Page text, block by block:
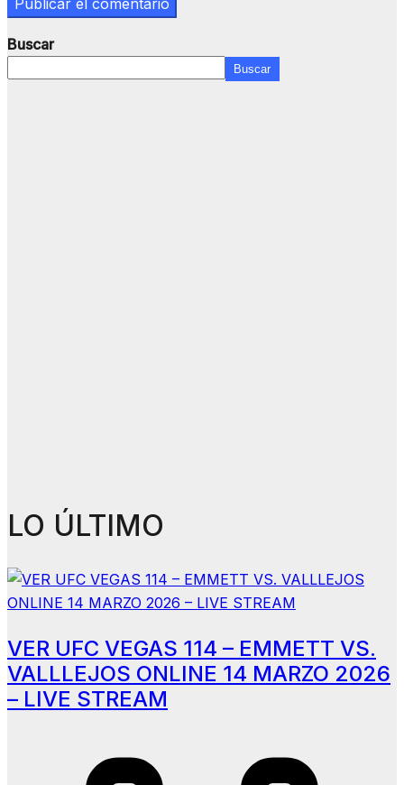
Buscar
Buscar
LO ÚLTIMO
VER UFC VEGAS 114 – EMMETT VS.
VALLLEJOS ONLINE 14 MARZO 2026
– LIVE STREAM